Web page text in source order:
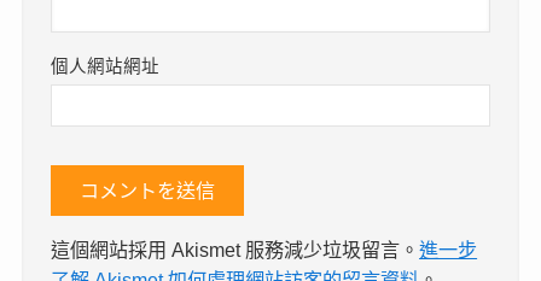
個人網站網址
這個網站採用 Akismet 服務減少垃圾留言。進一步